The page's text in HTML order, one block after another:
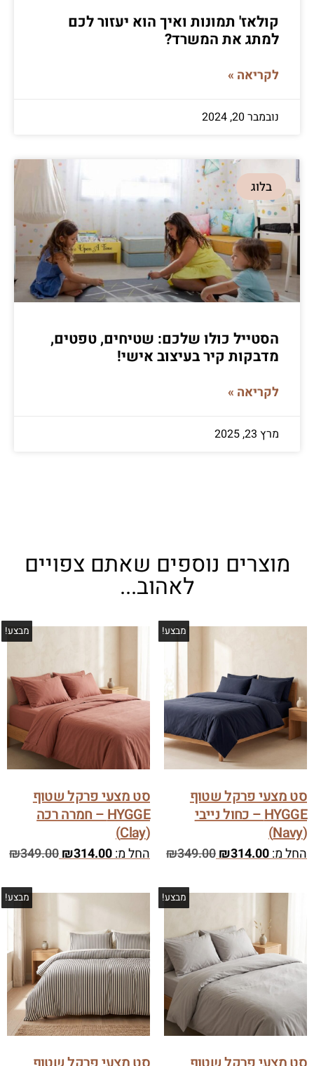
קולאז' תמונות ואיך הוא יעזור לכם
למתג את המשרד?
לקריאה »
נובמבר 20, 2024
בלוג
הסטייל כולו שלכם: שטיחים, טפטים,
מדבקות קיר בעיצוב אישי!
לקריאה »
מרץ 23, 2025
מוצרים נוספים שאתם צפויים
לאהוב...
מבצע!
סט מצעי פרקל שטוף
HYGGE – כחול נייבי
(Navy)
החל מ: ₪314.00
₪349.00
מבצע!
סט מצעי פרקל שטוף
HYGGE – חמרה רכה
(Clay)
החל מ: ₪314.00
₪349.00
מבצע! מבצע!